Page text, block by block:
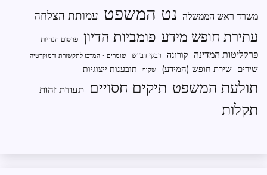
משרד ראש הממשלה נט המשפט עמותת הצלחה
עתירת חופש מידע פומביות הדיון פרסום הנחיות
פרקליטות המדינה קורונה רבקי דב"ש שומרים - המרכז לתקשורת ודמוקרטיה
שירים שירת חופש (המידע) שקוף תובענות ייצוגיות
תולעת המשפט תיקים חסויים תעודת זהות
תקלות